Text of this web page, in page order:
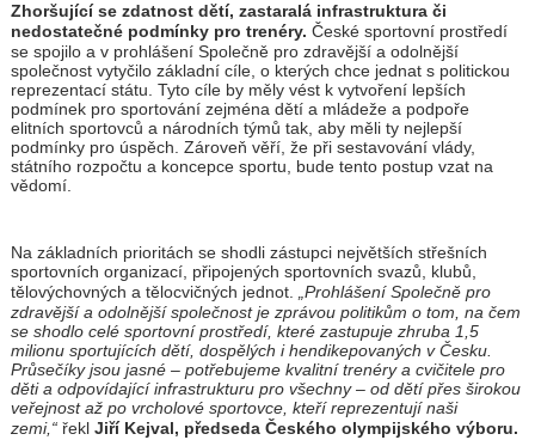
Zhoršující se zdatnost dětí, zastaralá infrastruktura či
nedostatečné podmínky pro trenéry. České sportovní prostředí
se spojilo a v prohlášení Společně pro zdravější a odolnější
společnost vytyčilo základní cíle, o kterých chce jednat s politickou
reprezentací státu. Tyto cíle by měly vést k vytvoření lepších
podmínek pro sportování zejména dětí a mládeže a podpoře
elitních sportovců a národních týmů tak, aby měli ty nejlepší
podmínky pro úspěch. Zároveň věří, že při sestavování vlády,
státního rozpočtu a koncepce sportu, bude tento postup vzat na
vědomí.
Na základních prioritách se shodli zástupci největších střešních
sportovních organizací, připojených sportovních svazů, klubů,
tělovýchovných a tělocvičných jednot. „Prohlášení Společně pro
zdravější a odolnější společnost je zprávou politikům o tom, na čem
se shodlo celé sportovní prostředí, které zastupuje zhruba 1,5
milionu sportujících dětí, dospělých i hendikepovaných v Česku.
Průsečíky jsou jasné – potřebujeme kvalitní trenéry a cvičitele pro
děti a odpovídající infrastrukturu pro všechny – od dětí přes širokou
veřejnost až po vrcholové sportovce, kteří reprezentují naši
zemi,“ řekl Jiří Kejval, předseda Českého olympijského výboru.